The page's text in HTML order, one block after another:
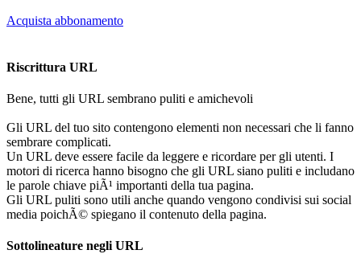
Acquista abbonamento
Riscrittura URL
Bene, tutti gli URL sembrano puliti e amichevoli
Gli URL del tuo sito contengono elementi non necessari che li fanno
sembrare complicati.
Un URL deve essere facile da leggere e ricordare per gli utenti. I
motori di ricerca hanno bisogno che gli URL siano puliti e includano
le parole chiave piÃ¹ importanti della tua pagina.
Gli URL puliti sono utili anche quando vengono condivisi sui social
media poichÃ© spiegano il contenuto della pagina.
Sottolineature negli URL